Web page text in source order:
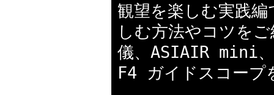
観望を楽しむ実践
しむ方法やコツをご
儀、ASIAIR mini、
F4 ガイドスコープ